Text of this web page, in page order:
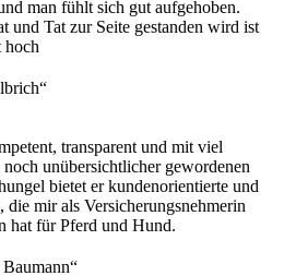
man fühlt sich gut aufgehoben.
und Tat zur Seite gestanden wird ist
hoch
transparent und mit viel
unübersichtlicher gewordenen
bietet er kundenorientierte und
die mir als Versicherungsnehmerin
hat für Pferd und Hund.